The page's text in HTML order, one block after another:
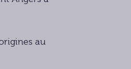
au